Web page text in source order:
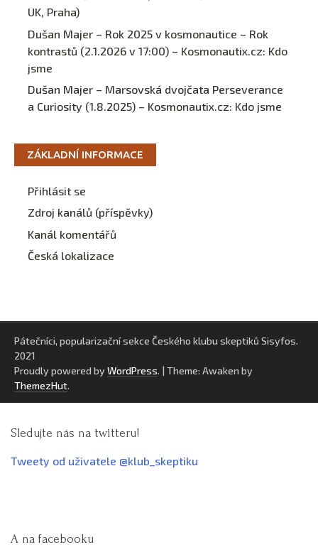
UK, Praha)
Dušan Majer – Rok 2025 v kosmonautice – Rok
kontrastů (2.1.2026 v 17:00) – Kosmonautix.cz: Kdo
jsme
Dušan Majer – Marsovská dvojčata Perseverance
a Curiosity (1.8.2025) – Kosmonautix.cz: Kdo jsme
ZÁKLADNÍ INFORMACE
Přihlásit se
Zdroj kanálů (příspěvky)
Kanál komentářů
Česká lokalizace
Pátečníci, popularizační sekce Českého klubu skeptiků Sisyfos.
2021
Proudly powered by WordPress. | Theme: Awaken by
ThemezHut.
Sledujte nás na twitteru!
Tweety od uživatele @klub_skeptiku
A na facebooku